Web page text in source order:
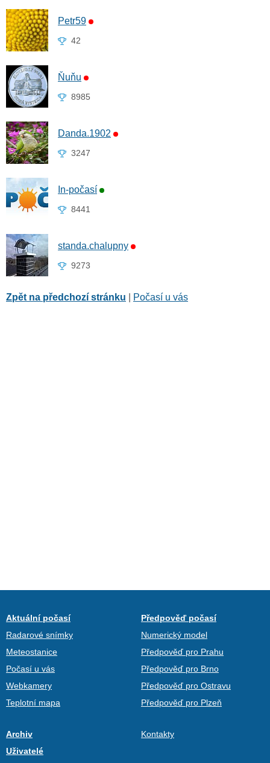
Petr59
42
Ňuňu
8985
Danda.1902
3247
In-počasí
8441
standa.chalupny
9273
Zpět na předchozí stránku Počasí u vás
Aktuální počasí
Radarové snímky
Meteostanice
Počasí u vás
Webkamery
Teplotní mapa
Předpověď počasí
Numerický model
Předpověď pro Prahu
Předpověď pro Brno
Předpověď pro Ostravu
Předpověď pro Plzeň
Archiv
Uživatelé
Kontakty